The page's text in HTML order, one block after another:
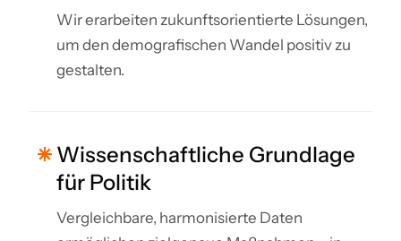
Wir erarbeiten zukunftsorientierte Lösungen,
um den demografischen Wandel positiv zu
gestalten.
Wissenschaftliche Grundlage
für Politik
Vergleichbare, harmonisierte Daten